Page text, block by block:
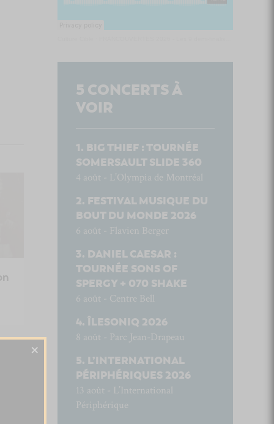
5 CONCERTS À
VOIR
BIG THIEF : TOURNÉE
SOMERSAULT SLIDE 360
4 août - L’Olympia de Montréal
FESTIVAL MUSIQUE DU
BOUT DU MONDE 2026
6 août - Flavien Berger
DANIEL CAESAR :
TOURNÉE SONS OF
SPERGY + 070 SHAKE
6 août - Centre Bell
ÎLESONIQ 2026
8 août - Parc Jean-Drapeau
L’INTERNATIONAL
PÉRIPHÉRIQUES 2026
13 août - L’International
Périphérique
×